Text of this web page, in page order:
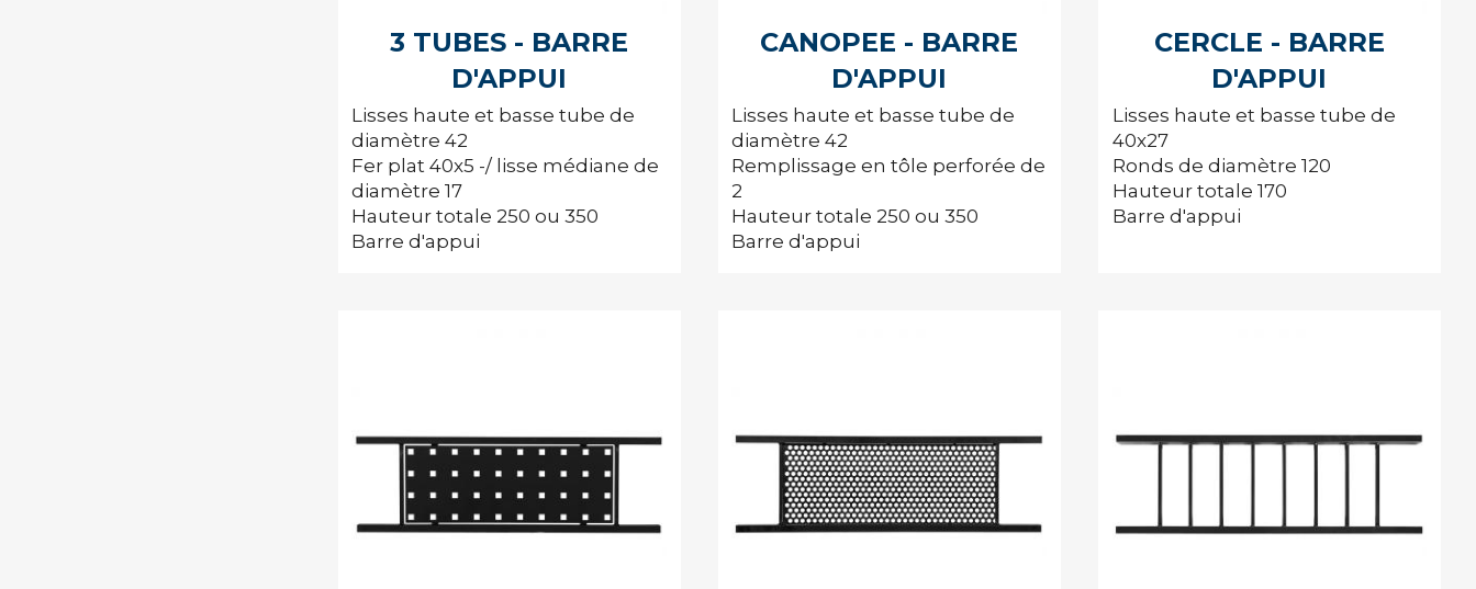
3 TUBES - BARRE
D'APPUI
Lisses haute et basse tube de
diamètre 42
Fer plat 40x5 -/ lisse médiane de
diamètre 17
Hauteur totale 250 ou 350
Barre d'appui
CANOPEE - BARRE
D'APPUI
Lisses haute et basse tube de
diamètre 42
Remplissage en tôle perforée de
2
Hauteur totale 250 ou 350
Barre d'appui
CERCLE - BARRE
D'APPUI
Lisses haute et basse tube de
40x27
Ronds de diamètre 120
Hauteur totale 170
Barre d'appui